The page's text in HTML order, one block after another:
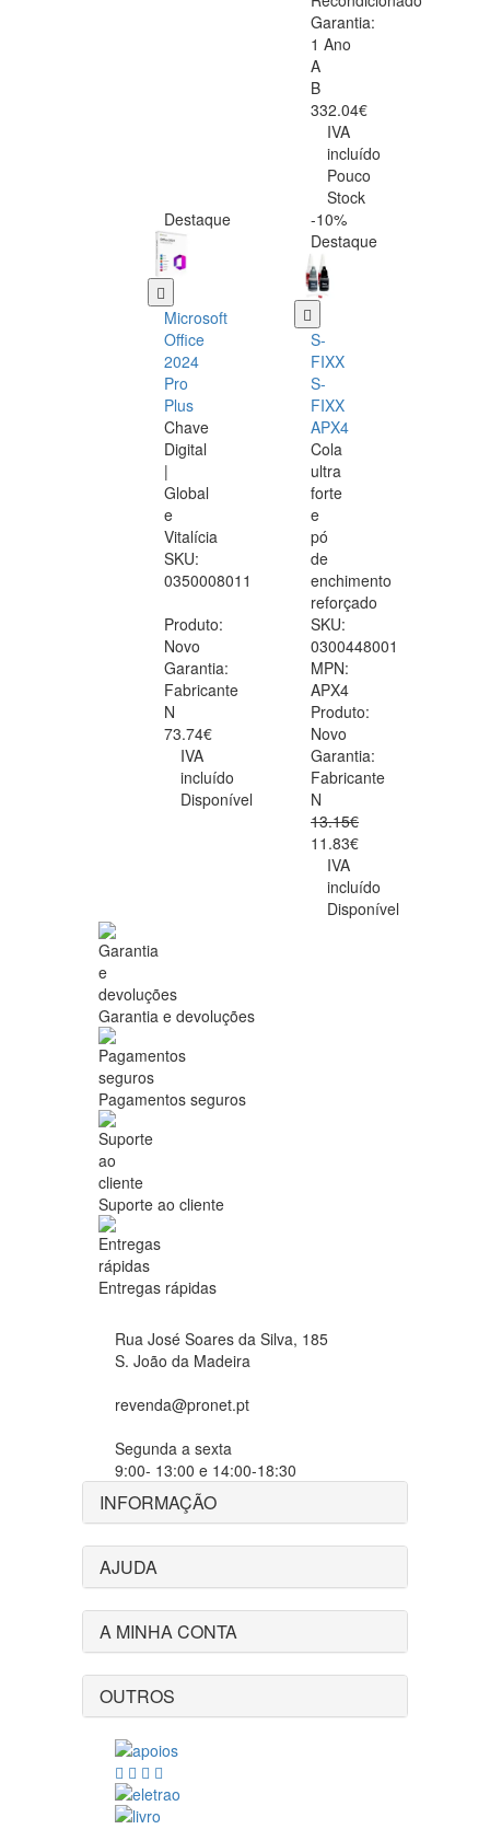
Garantia:
1 Ano
A
B
332.04€
IVA
incluído
Pouco
Stock
Destaque
Microsoft
Office
2024
Pro
Plus
Chave
Digital
|
Global
e
Vitalícia
SKU:
0350008011
Produto:
Novo
Garantia:
Fabricante
N
73.74€
IVA
incluído
Disponível
-10%
Destaque
S-
FIXX
S-
FIXX
APX4
Cola
ultra
forte
e
pó
de
enchimento
reforçado
SKU:
0300448001
MPN:
APX4
Produto:
Novo
Garantia:
Fabricante
N
13.15€
11.83€
IVA
incluído
Disponível
Garantia e devoluções
Pagamentos seguros
Suporte ao cliente
Entregas rápidas
Rua José Soares da Silva, 185
S. João da Madeira
revenda@pronet.pt
Segunda a sexta
9:00- 13:00 e 14:00-18:30
INFORMAÇÃO
AJUDA
A MINHA CONTA
OUTROS